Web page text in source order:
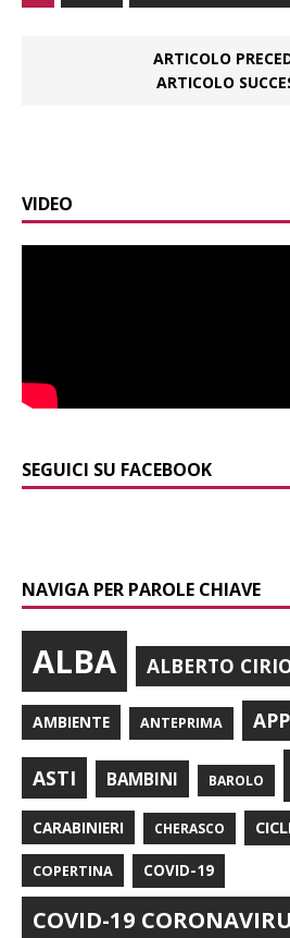
ARTICOLO
ARTICOLO
VIDEO
SEGUICI SU FACEBOOK
NAVIGA PER PAROLE CHIAVE
ALBA ALBERTO
AMBIENTE ANTEPRIMA
ASTI BAMBINI BAROLO
CARABINIERI CHERASCO
COPERTINA COVID-19
COVID-19